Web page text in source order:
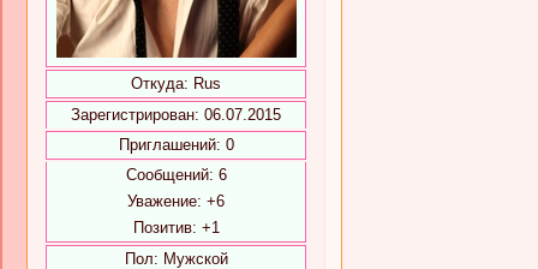
Откуда: Rus
Зарегистрирован: 06.07.2015
Приглашений: 0
Сообщений: 6
Уважение: +6
Позитив: +1
Пол: Мужской